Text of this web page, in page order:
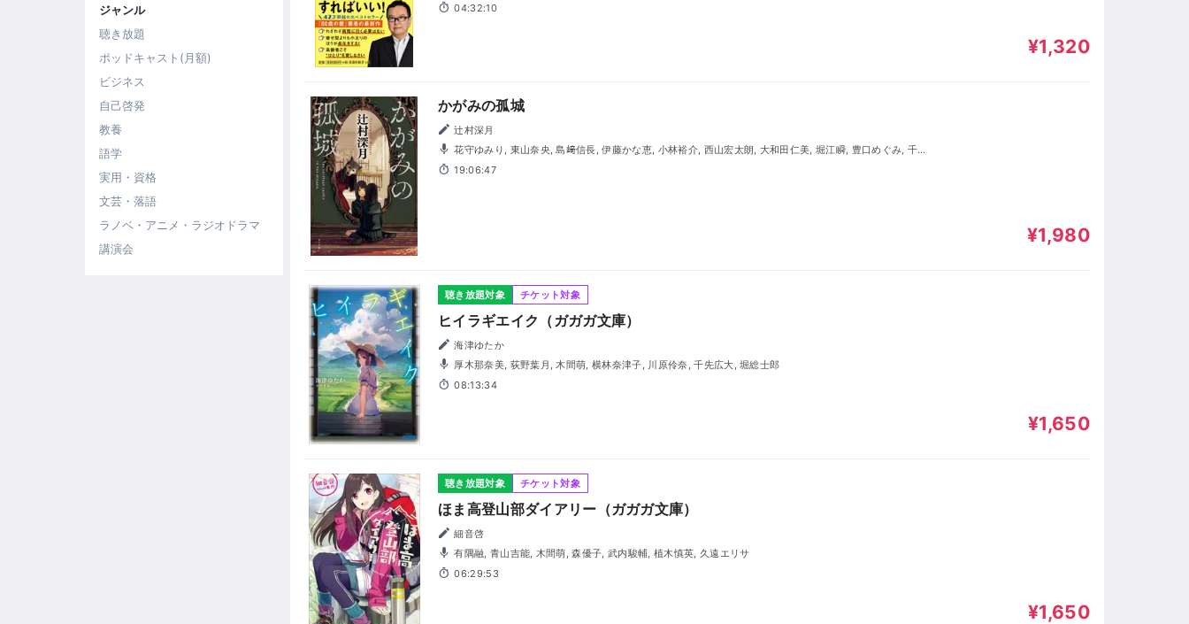
ジャンル
聴き放題
ポッドキャスト(月額)
ビジネス
自己啓発
教養
語学
実用・資格
文芸・落語
ラノベ・アニメ・ラジオドラマ
講演会
04:32:10
¥1,320
かがみの孤城
辻村深月
花守ゆみり, 東山奈央, 島﨑信長, 伊藤かな恵, 小林裕介, 西山宏太朗, 大和田仁美, 堀江瞬, 豊口めぐみ, 千本
木彩花, 田澤茉純, 幸村恵理, 髙木朋弥, 亀山雄慈, 小田果林, 喜多田悠, 瀬戸歩, 進藤亜由美
19:06:47
¥1,980
聴き放題対象 チケット対象
ヒイラギエイク（ガガガ文庫）
海津ゆたか
厚木那奈美, 荻野葉月, 木間萌, 横林奈津子, 川原伶奈, 千先広大, 堀総士郎
08:13:34
¥1,650
聴き放題対象 チケット対象
ほま高登山部ダイアリー（ガガガ文庫）
細音啓
有隅融, 青山吉能, 木間萌, 森優子, 武内駿輔, 植木慎英, 久遠エリサ
06:29:53
¥1,650